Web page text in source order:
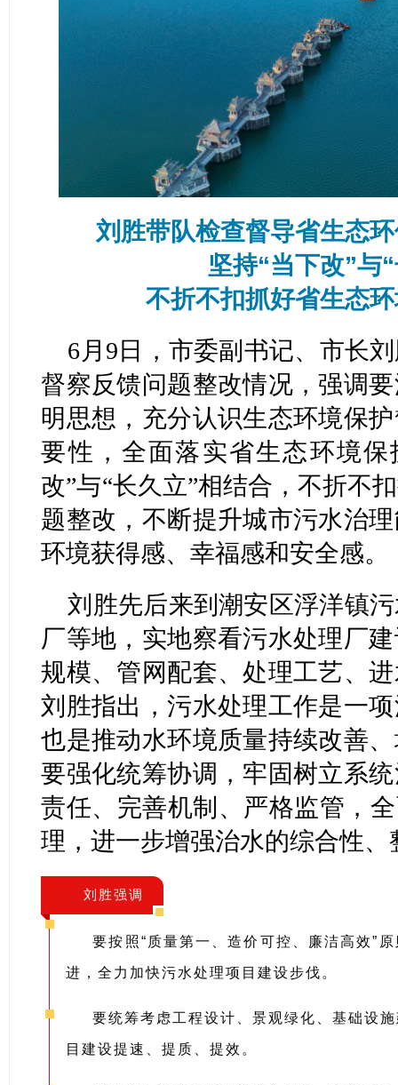
刘胜带队检查督导省生态
坚持“当下改”与
不折不扣抓好省生态
6月9日，市委副书记、市长
督察反馈问题整改情况，强调
明思想，充分认识生态环境保
要性，全面落实省生态环境
改”与“长久立”相结合，不折不
题整改，不断提升城市污水治
环境获得感、幸福感和安全感。
刘胜先后来到潮安区浮洋镇
厂等地，实地察看污水处理厂
规模、管网配套、处理工艺、
刘胜指出，污水处理工作是一
也是推动水环境质量持续改善
要强化统筹协调，牢固树立系
责任、完善机制、严格监管，
理，进一步增强治水的综合性
刘胜强调
要按照“质量第一、造价可控、廉洁高效”
进，全力加快污水处理项目建设步伐。
要统筹考虑工程设计、景观绿化、基础设
目建设提速、提质、提效。